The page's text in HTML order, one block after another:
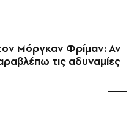
τον Μόργκαν Φρίμαν: Αν
τις αδυναμίες